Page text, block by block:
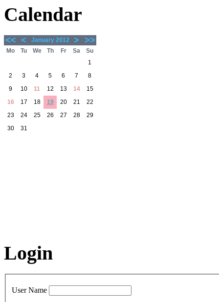
Calendar
<< < January 2012 > >>
Mo Tu We Th Fr Sa
Su
1
2
3 4 5 6 7
8
9
10 11 12 13 14
15
16
17 18 19 20 21
22
23
24 25 26 27 28
29
30
31
Login
User Name